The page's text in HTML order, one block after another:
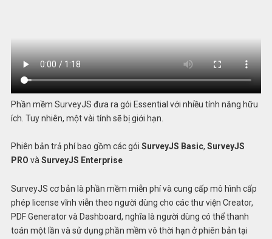
Phần mềm SurveyJS đưa ra gói Essential với nhiều tính năng hữu
ích. Tuy nhiên, một vài tính sẽ bị giới hạn.
Phiên bản trả phí bao gồm các gói SurveyJS Basic, SurveyJS
PRO vàSurveyJS Enterprise
SurveyJS cơ bản là phần mềm miễn phí và cung cấp mô hình cấp
phép license vĩnh viễn theo người dùng cho các thư viện Creator,
PDF Generator và Dashboard, nghĩa là người dùng có thể thanh
toán một lần và sử dụng phần mềm vô thời hạn ở phiên bản tại